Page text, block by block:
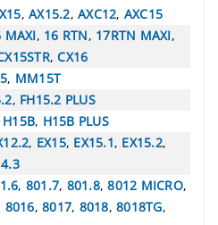
, AX15.2, AXC12, AXC15
MAXI, 16 RTN, 17RTN MAXI,
,CX16
, MM15T
, FH15.2 PLUS
H15B, H15B PLUS
, EX15, EX15.1, EX15.2,
, 801.7, 801.8,8012 MICRO,
8016, 8017, 8018, 8018TG,